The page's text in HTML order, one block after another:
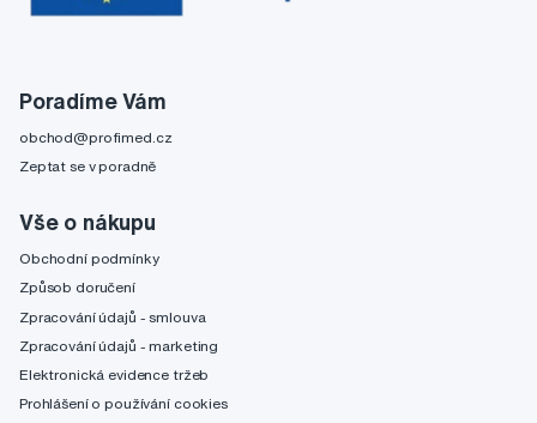
Poradíme Vám
obchod@profimed.cz
Zeptat se v poradně
Vše o nákupu
Obchodní podmínky
Způsob doručení
Zpracování údajů - smlouva
Zpracování údajů - marketing
Elektronická evidence tržeb
Prohlášení o používání cookies